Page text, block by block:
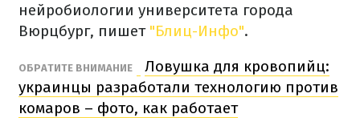
нейробиологии университета города
Вюрцбург, пишет "Блиц-Инфо".
ОБРАТИТЕ ВНИМАНИЕ
Ловушка для кровопийц:
украинцы разработали технологию против
комаров – фото, как работает